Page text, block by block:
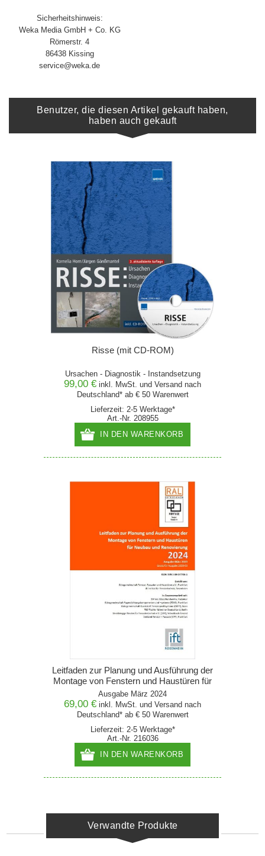
Sicherheitshinweis:
Weka Media GmbH + Co. KG
Römerstr. 4
86438 Kissing
service@weka.de
Benutzer, die diesen Artikel gekauft haben,
haben auch gekauft
Risse (mit CD-ROM)
Ursachen - Diagnostik - Instandsetzung
99,00 € inkl. MwSt. und Versand nach
Deutschland* ab € 50 Warenwert
Lieferzeit: 2-5 Werktage*
Art.-Nr. 208955
IN DEN WARENKORB
Leitfaden zur Planung und Ausführung der
Montage von Fenstern und Haustüren für
Neubau und Renovierung
Ausgabe März 2024
69,00 € inkl. MwSt. und Versand nach
Deutschland* ab € 50 Warenwert
Lieferzeit: 2-5 Werktage*
Art.-Nr. 216036
IN DEN WARENKORB
Verwandte Produkte